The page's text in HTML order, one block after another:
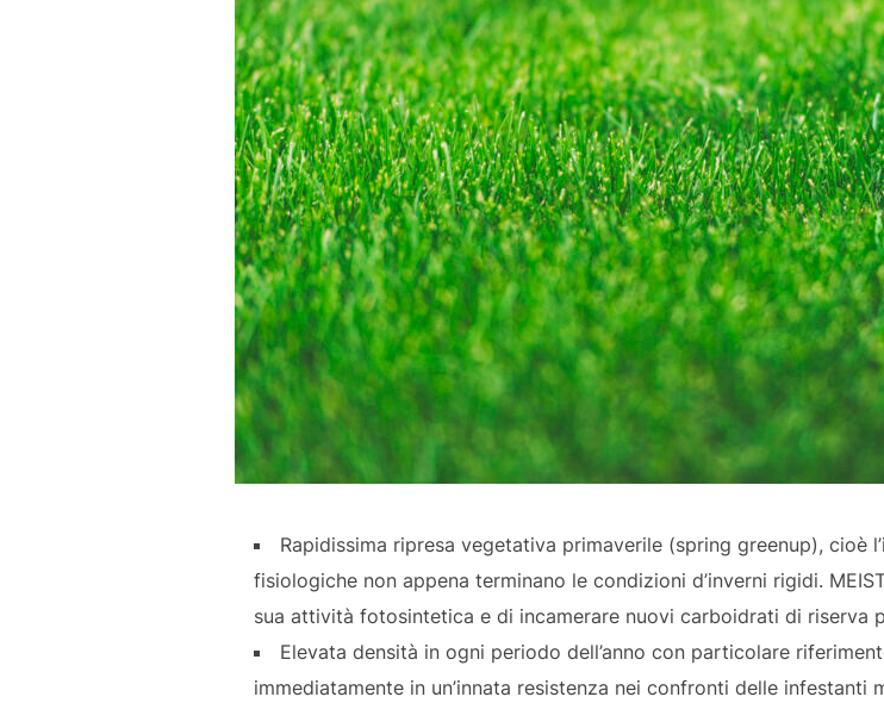
Rapidissima ripresa vegetativa primaverile (spring greenup), cioè
fisiologiche non appena terminano le condizioni d’inverni rigidi.
sua attività fotosintetica e di incamerare nuovi carboidrati di riserva
Elevata densità in ogni periodo dell’anno con particolare
immediatamente in un’innata resistenza nei confronti delle infestanti